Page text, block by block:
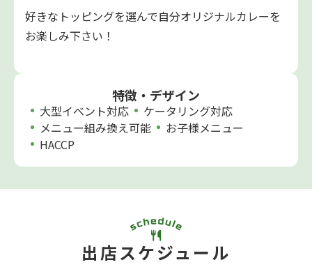
好きなトッピングを選んで自分オリジナルカレーを
お楽しみ下さい！
特徴・デザイン
大型イベント対応
ケータリング対応
メニュー組み換え可能
お子様メニュー
HACCP
出店スケジュール